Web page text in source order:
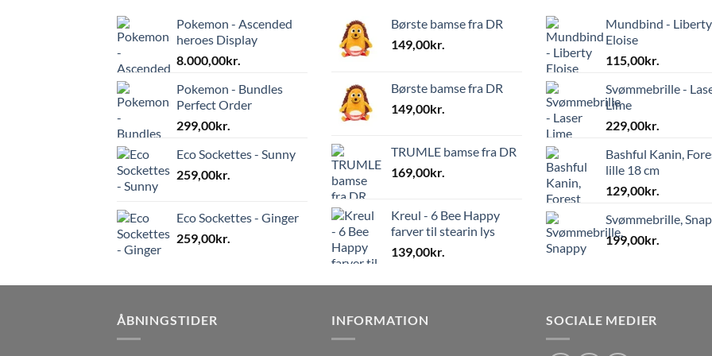
Pokemon - Ascended
heroes Display
8.000,00kr.
Pokemon - Bundles
Perfect Order
299,00kr.
Eco Sockettes - Sunny
259,00kr.
Eco Sockettes - Ginger
259,00kr.
Børste bamse fra DR
149,00kr.
Børste bamse fra DR
149,00kr.
TRUMLE bamse fra DR
169,00kr.
Kreul - 6 Bee Happy
farver til stearin lys
139,00kr.
Mundbind - Liberty
Eloise
115,00kr.
Svømmebrille -
Lime
229,00kr.
Bashful Kanin,
lille 18 cm
129,00kr.
Svømmebrille,
199,00kr.
ÅBNINGSTIDER
INFORMATION SOCIALE MEDIER